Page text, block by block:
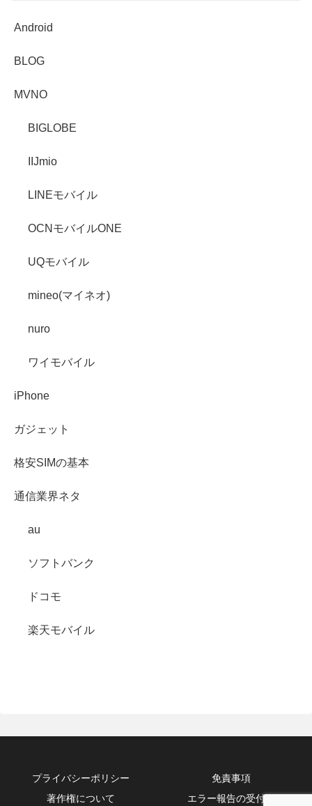
Android
BLOG
MVNO
BIGLOBE
IIJmio
LINEモバイル
OCNモバイルONE
UQモバイル
mineo(マイネオ)
nuro
ワイモバイル
iPhone
ガジェット
格安SIMの基本
通信業界ネタ
au
ソフトバンク
ドコモ
楽天モバイル
プライバシーポリシー
免責事項
著作権について
エラー報告の受付箱